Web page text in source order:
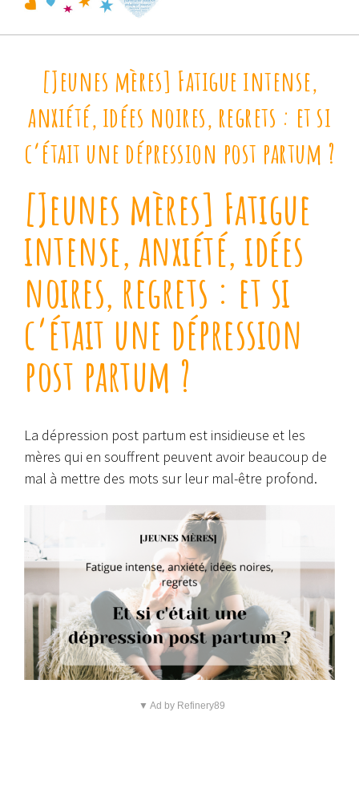
[Jeunes mères] Fatigue intense,
anxiété, idées noires, regrets : et si
c’était une dépression post partum ?
[Jeunes mères] Fatigue
intense, anxiété, idées
noires, regrets : et si
c’était une dépression
post partum ?
La dépression post partum est insidieuse et les
mères qui en souffrent peuvent avoir beaucoup de
mal à mettre des mots sur leur mal-être profond.
▼ Ad by Refinery89